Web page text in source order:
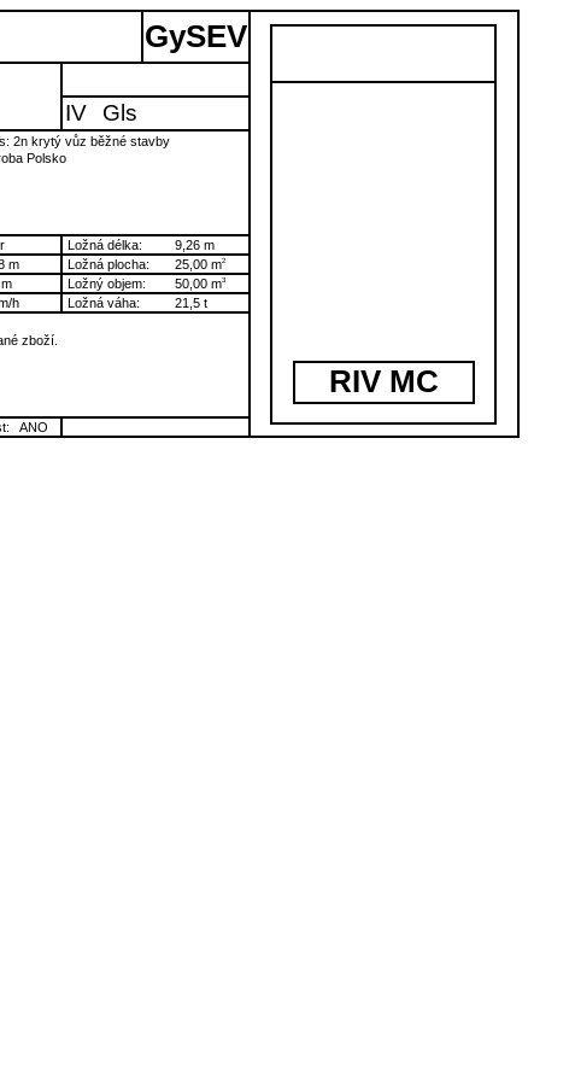
GySEV
RIV MC
IV Gls
2n krytý vůz běžné stavby
Polsko
Ložná délka:
9,26 m
m Ložná plocha: 25,00 m2
Ložný objem: 50,00 m3
h Ložná váha:
21,5 t
zboží.
ANO